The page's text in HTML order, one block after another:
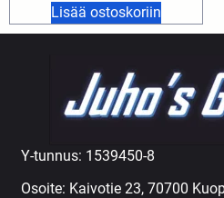
Lisää ostoskoriin
Y-tunnus: 1539450-8
Osoite: Kaivotie 23, 70700